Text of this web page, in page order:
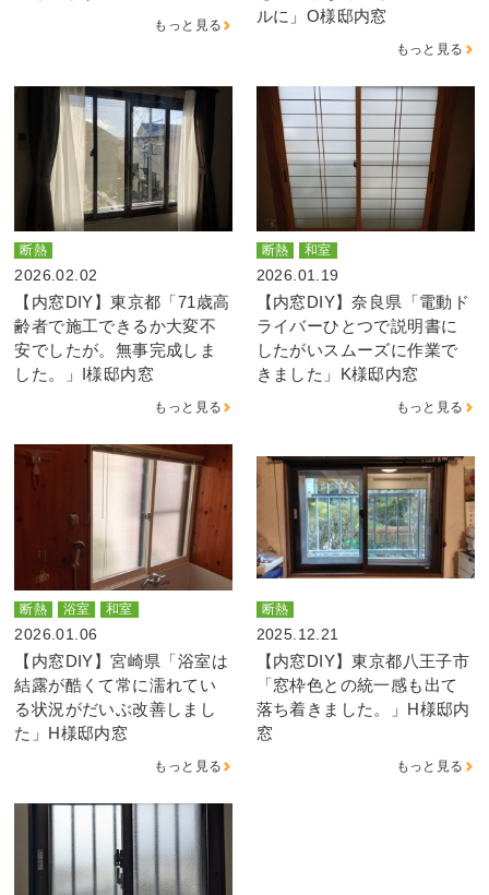
もっと見る
ルに」O様邸内窓
もっと見る
断熱
2026.02.02
【内窓DIY】東京都「71歳高
齢者で施工できるか大変不
安でしたが。無事完成しま
した。」I様邸内窓
もっと見る
断熱 和室
2026.01.19
【内窓DIY】奈良県「電動ド
ライバーひとつで説明書に
したがいスムーズに作業で
きました」K様邸内窓
もっと見る
断熱 浴室 和室
2026.01.06
【内窓DIY】宮崎県「浴室は
結露が酷くて常に濡れてい
る状況がだいぶ改善しまし
た」H様邸内窓
もっと見る
断熱
2025.12.21
【内窓DIY】東京都八王子市
「窓枠色との統一感も出て
落ち着きました。」H様邸内
窓
もっと見る